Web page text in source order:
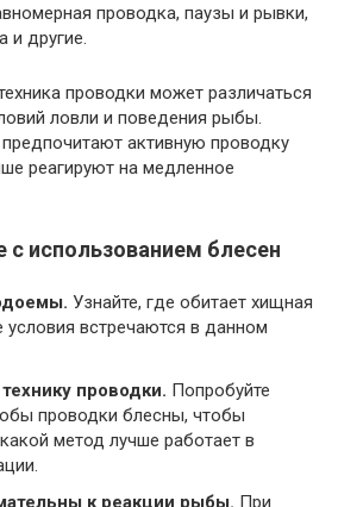
проводка, паузы и рывки,
и другие.
проводки может различаться
ловли и поведения рыбы.
активную проводку
реагируют на медленное
с использованием блесен
Узнайте, где обитает хищная
условия встречаются в данном
проводки. Попробуйте
проводки блесны, чтобы
метод лучше работает в
к реакции рыбы. При